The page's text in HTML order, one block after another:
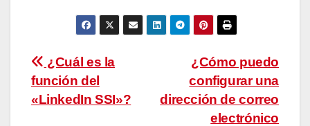
Navegación
de
¿Cómo puedo
configurar una
dirección de correo
electrónico
¿Cuál es la
función del
«LinkedIn SSI»?